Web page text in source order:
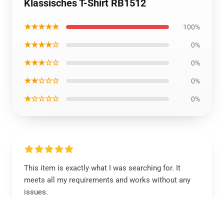
Klassisches T-Shirt RB1512
★★★★★ 100%
★★★★☆ 0%
★★★☆☆ 0%
★★☆☆☆ 0%
★☆☆☆☆ 0%
This item is exactly what I was searching for. It
meets all my requirements and works without any
issues.